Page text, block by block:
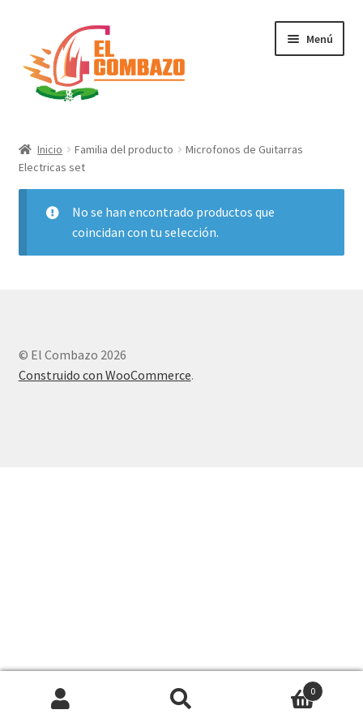
Menú
DJ, Audio e Iluminación PRO
Grabación de Audio & Video
Tecnología
Inicio Familia del producto
Microfonos de Guitarras
Electricas set
No se han encontrado productos que
coincidan con tu selección.
© El Combazo 2026
Construido con WooCommerce.
0